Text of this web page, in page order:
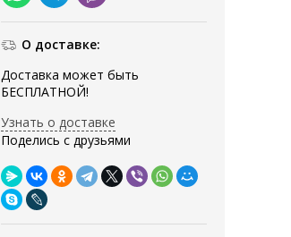
О доставке:
Доставка может быть
БЕСПЛАТНОЙ!
Узнать о доставке
Поделись с друзьями